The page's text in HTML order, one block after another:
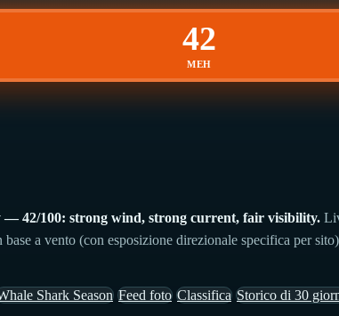
42
MEH
42/100: strong wind, strong current, fair visibility.
a vento (con esposizione direzionale specifica per
Shark Season Feed foto Classifica Storico di 30